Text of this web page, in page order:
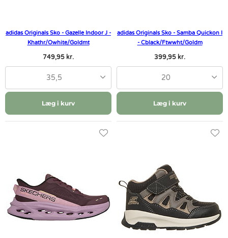
adidas Originals Sko - Gazelle Indoor J -
Khathr/Owhite/Goldmt
749,95 kr.
35,5
Læg i kurv
adidas Originals Sko - Samba Quickon I
- Cblack/Ftwwht/Goldm
399,95 kr.
20
Læg i kurv